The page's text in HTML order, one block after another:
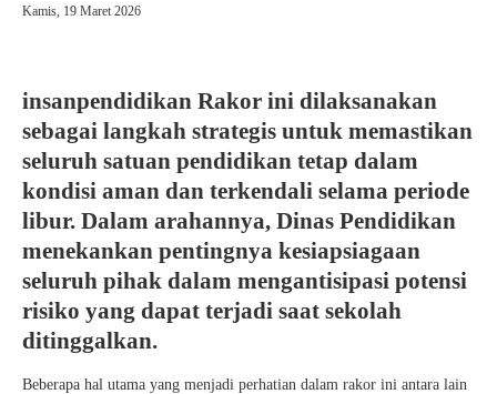
Kamis, 19 Maret 2026
insanpendidikan Rakor ini dilaksanakan
sebagai langkah strategis untuk memastikan
seluruh satuan pendidikan tetap dalam
kondisi aman dan terkendali selama periode
libur. Dalam arahannya, Dinas Pendidikan
menekankan pentingnya kesiapsiagaan
seluruh pihak dalam mengantisipasi potensi
risiko yang dapat terjadi saat sekolah
ditinggalkan.
Beberapa hal utama yang menjadi perhatian dalam rakor ini antara lain